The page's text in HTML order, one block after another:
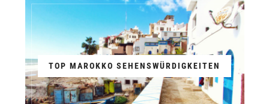
TOP MAROKKO SEHENSWÜRDIGKEITEN